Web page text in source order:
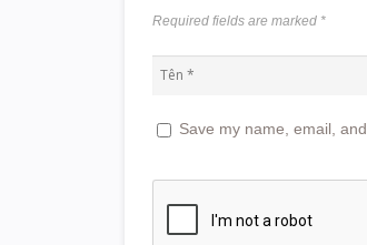
Required fields are marked *
Save my name, email,